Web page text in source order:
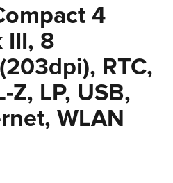
4
III, 8
RTC,
Z, LP, USB,
WLAN